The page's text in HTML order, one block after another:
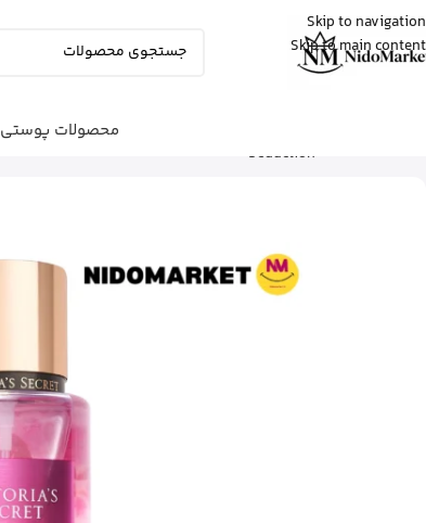
Skip to navigation
Skip to main content
محصولات پوستیعطر و پرفیوم|
Seduction
علیاز ساری
بالم سیکاپلاست لاروش پوزای رو خرید کرد